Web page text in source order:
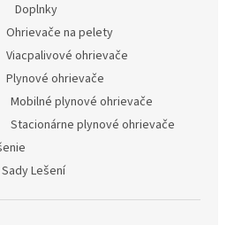
Doplnky
Ohrievače na pelety
Viacpalivové ohrievače
Plynové ohrievače
Mobilné plynové ohrievače
Stacionárne plynové ohrievače
Sady Lešení